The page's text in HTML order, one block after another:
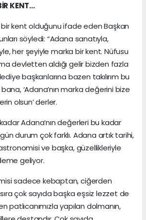
KENT…
bir kent olduğunu ifade eden Başkan
söyledi: “Adana sanatıyla,
her şeyiyle marka bir kent. Nüfusu
devletten aldığı gelir bizden fazla
başkanlarına bazen takılırım bu
‘Adana’nın marka değerini bize
olsun’ derler.
Adana’nın değerleri bu kadar
durum çok farklı. Adana artık tarihi,
ve başka, güzellikleriyle
geliyor.
sadece kebaptan, ciğerden
çok sayıda başka eşsiz lezzet de
patlıcanımızla yapılan dolmanın,